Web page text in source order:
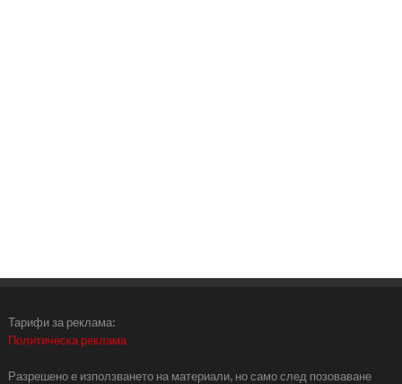
Тарифи за реклама:
Политическа реклама
Разрешено е използването на материали, но само след позоваване